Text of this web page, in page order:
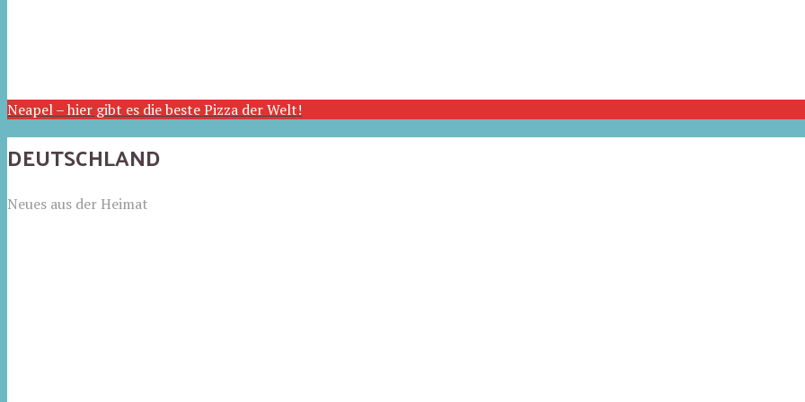
Neapel – hier gibt es die beste Pizza der Welt!
DEUTSCHLAND
Neues aus der Heimat